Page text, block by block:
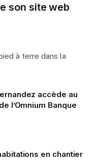
son site web
à terre dans la
accède au
l’Omnium Banque
en chantier